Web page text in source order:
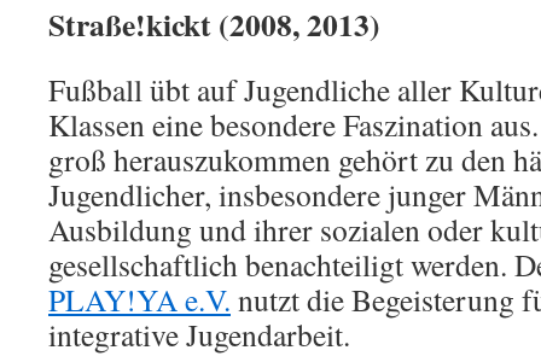
Straße!kickt (2008, 2013)
Fußball übt auf Jugendliche aller
Klassen eine besondere Faszination
groß herauszukommen gehört zu den
Jugendlicher, insbesondere junger
Ausbildung und ihrer sozialen oder
gesellschaftlich benachteiligt werden.
PLAY!YA e.V. nutzt die Begeisterung
integrative Jugendarbeit.